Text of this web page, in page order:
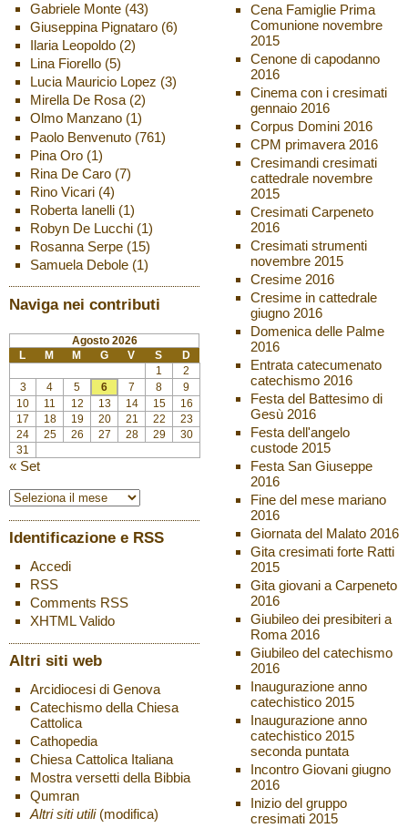
Gabriele Monte(43)
Giuseppina Pignataro(6)
Ilaria Leopoldo(2)
Lina Fiorello(5)
Lucia Mauricio Lopez (3)
Mirella De Rosa(2)
Olmo Manzano(1)
Paolo Benvenuto(761)
Pina Oro(1)
Rina De Caro(7)
Rino Vicari(4)
Roberta Ianelli(1)
Robyn De Lucchi(1)
Rosanna Serpe(15)
Samuela Debole(1)
Naviga nei contributi
Agosto 2026
L
M M G V S
D
1
2
3
4 5 6 7 8
9
10
11 12 13 14 15
16
17
18 19 20 21 22
23
24
25 26 27 28 29
30
31
« Set
Identificazione e RSS
Accedi
RSS
Comments RSS
XHTMLValido
Altri siti web
Arcidiocesi di Genova
Catechismo della Chiesa
Cattolica
Cathopedia
Chiesa Cattolica Italiana
Mostra versetti della Bibbia
Qumran
Altri siti utili (modifica)
Cena Famiglie Prima
Comunione novembre
2015
Cenone di capodanno
2016
Cinema con i cresimati
gennaio 2016
Corpus Domini 2016
CPM primavera 2016
Cresimandi cresimati
cattedrale novembre
2015
Cresimati Carpeneto
2016
Cresimati strumenti
novembre 2015
Cresime 2016
Cresime in cattedrale
giugno 2016
Domenica delle Palme
2016
Entrata catecumenato
catechismo 2016
Festa del Battesimo di
Gesù 2016
Festa dell'angelo
custode 2015
Festa San Giuseppe
2016
Fine del mese mariano
2016
Giornata del Malato 2016
Gita cresimati forte Ratti
2015
Gita giovani a Carpeneto
2016
Giubileo dei presibiteri a
Roma 2016
Giubileo del catechismo
2016
Inaugurazione anno
catechistico 2015
Inaugurazione anno
catechistico 2015
seconda puntata
Incontro Giovani giugno
2016
Inizio del gruppo
cresimati 2015